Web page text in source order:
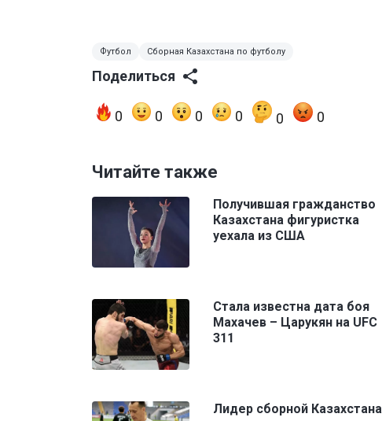
Футбол Сборная Казахстана по футболу
Поделиться
0 0 0 0 0 0
Читайте также
Получившая гражданство
Казахстана фигуристка
уехала из США
Стала известна дата боя
Махачев – Царукян на UFC
311
Лидер сборной Казахстана